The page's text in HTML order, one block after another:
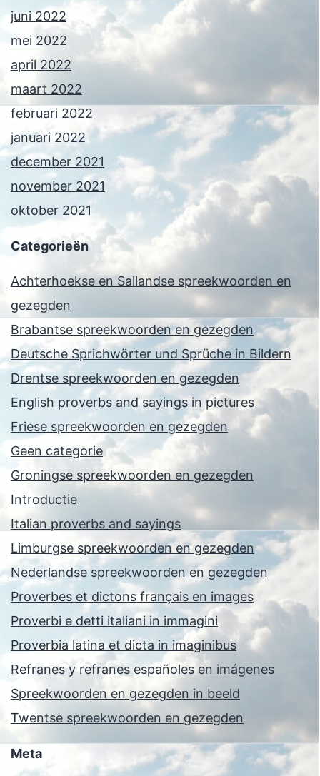
juni 2022
mei 2022
april 2022
maart 2022
februari 2022
januari 2022
december 2021
november 2021
oktober 2021
Categorieën
Achterhoekse en Sallandse spreekwoorden en
gezegden
Brabantse spreekwoorden en gezegden
Deutsche Sprichwörter und Sprüche in Bildern
Drentse spreekwoorden en gezegden
English proverbs and sayings in pictures
Friese spreekwoorden en gezegden
Geen categorie
Groningse spreekwoorden en gezegden
Introductie
Italian proverbs and sayings
Limburgse spreekwoorden en gezegden
Nederlandse spreekwoorden en gezegden
Proverbes et dictons français en images
Proverbi e detti italiani in immagini
Proverbia latina et dicta in imaginibus
Refranes y refranes españoles en imágenes
Spreekwoorden en gezegden in beeld
Twentse spreekwoorden en gezegden
Meta